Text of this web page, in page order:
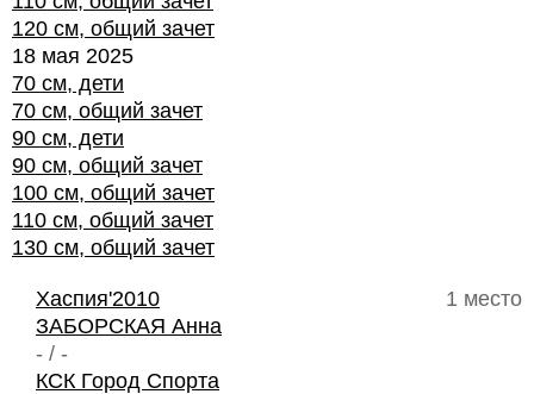
120 см, общий зачет
18 мая 2025
70 см, дети
70 см, общий зачет
90 см, дети
90 см, общий зачет
100 см, общий зачет
110 см, общий зачет
130 см, общий зачет
1 место
Хаспия'2010
ЗАБОРСКАЯ Анна
- / -
КСК Город Спорта